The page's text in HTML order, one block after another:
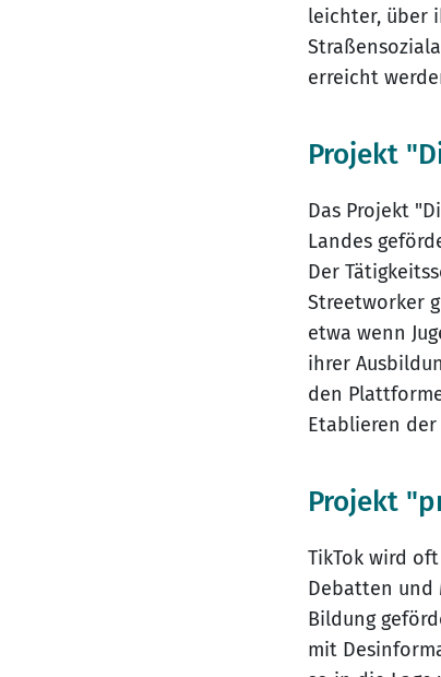
leichter, über
erreicht
Projekt
Das Projekt
Landes
Der
Streetworker
etwa wenn
ihrer
den
Etablieren
Projekt
TikTok wird
Debatten und
Bildung
mit